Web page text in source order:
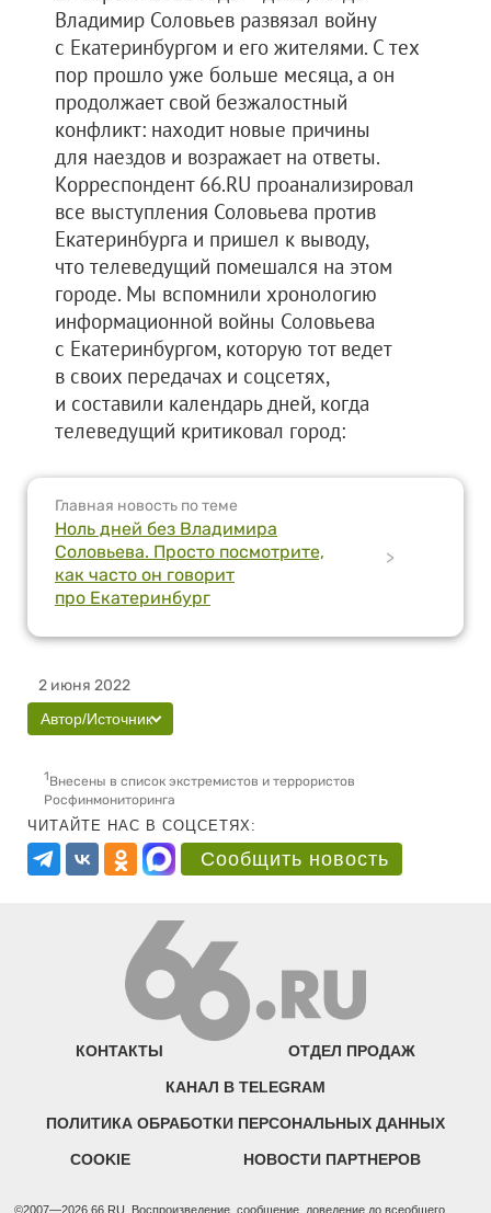
Владимир Соловьев развязал войну
с Екатеринбургом и его жителями. С тех
пор прошло уже больше месяца, а он
продолжает свой безжалостный
конфликт: находит новые причины
для наездов и возражает на ответы.
Корреспондент 66.RU проанализировал
все выступления Соловьева против
Екатеринбурга и пришел к выводу,
что телеведущий помешался на этом
городе. Мы вспомнили хронологию
информационной войны Соловьева
с Екатеринбургом, которую тот ведет
в своих передачах и соцсетях,
и составили календарь дней, когда
телеведущий критиковал город:
Главная новость по теме
Ноль дней без Владимира
Соловьева. Просто посмотрите,
как часто он говорит
про Екатеринбург
>
2 июня 2022
Автор/Источник
1Внесены в список экстремистов и террористов
Росфинмониторинга
ЧИТАЙТЕ НАС В СОЦСЕТЯХ:
Сообщить новость
КОНТАКТЫ ОТДЕЛ ПРОДАЖ
КАНАЛ В TELEGRAM
ПОЛИТИКА ОБРАБОТКИ ПЕРСОНАЛЬНЫХ ДАННЫХ
COOKIE НОВОСТИ ПАРТНЕРОВ
©2007—2026 66.RU. Воспроизведение, сообщение, доведение до всеобщего